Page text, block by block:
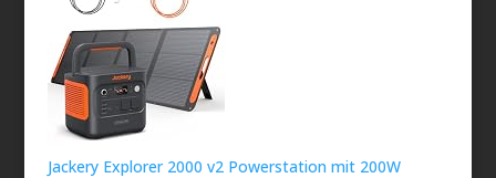
Jackery Explorer 2000 v2 Powerstation mit 200W